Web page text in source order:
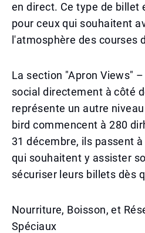
en direct. Ce type de billet
pour ceux qui souhaitent
l'atmosphère des courses
La section "Apron Views"
social directement à côté
représente un autre
bird commencent à 280
31 décembre, ils passent
qui souhaitent y assister
sécuriser leurs billets dès
Nourriture, Boisson, et
Spéciaux